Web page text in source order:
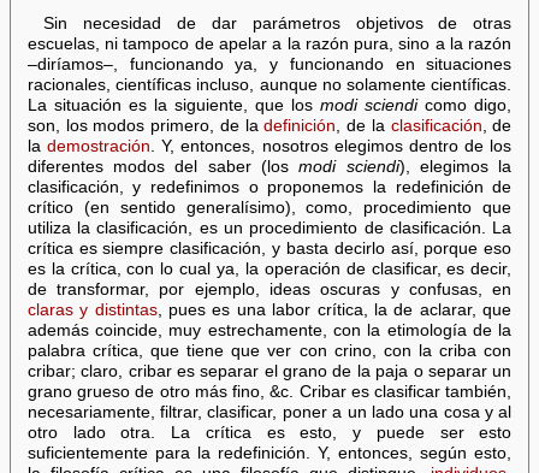
Sin necesidad de dar parámetros objetivos de otras
escuelas, ni tampoco de apelar a la razón pura, sino a la razón
–diríamos–, funcionando ya, y funcionando en situaciones
racionales, científicas incluso, aunque no solamente científicas.
La situación es la siguiente, que losmodi sciendicomo digo,
son, los modos primero, de ladefinición, de la clasificación, de
la demostración. Y, entonces, nosotros elegimos dentro de los
diferentes modos del saber (losmodi sciendi), elegimos la
clasificación, y redefinimos o proponemos la redefinición de
crítico (en sentido generalísimo), como, procedimiento que
utiliza la clasificación, es un procedimiento de clasificación. La
crítica es siempre clasificación, y basta decirlo así, porque eso
es la crítica, con lo cual ya, la operación de clasificar, es decir,
de transformar, por ejemplo, ideas oscuras y confusas, en
claras y distintas, pues es una labor crítica, la de aclarar, que
además coincide, muy estrechamente, con la etimología de la
palabra crítica, que tiene que ver con crino, con la criba con
cribar; claro, cribar es separar el grano de la paja o separar un
grano grueso de otro más fino, &c. Cribar es clasificar también,
necesariamente, filtrar, clasificar, poner a un lado una cosa y al
otro lado otra. La crítica es esto, y puede ser esto
suficientemente para la redefinición. Y, entonces, según esto,